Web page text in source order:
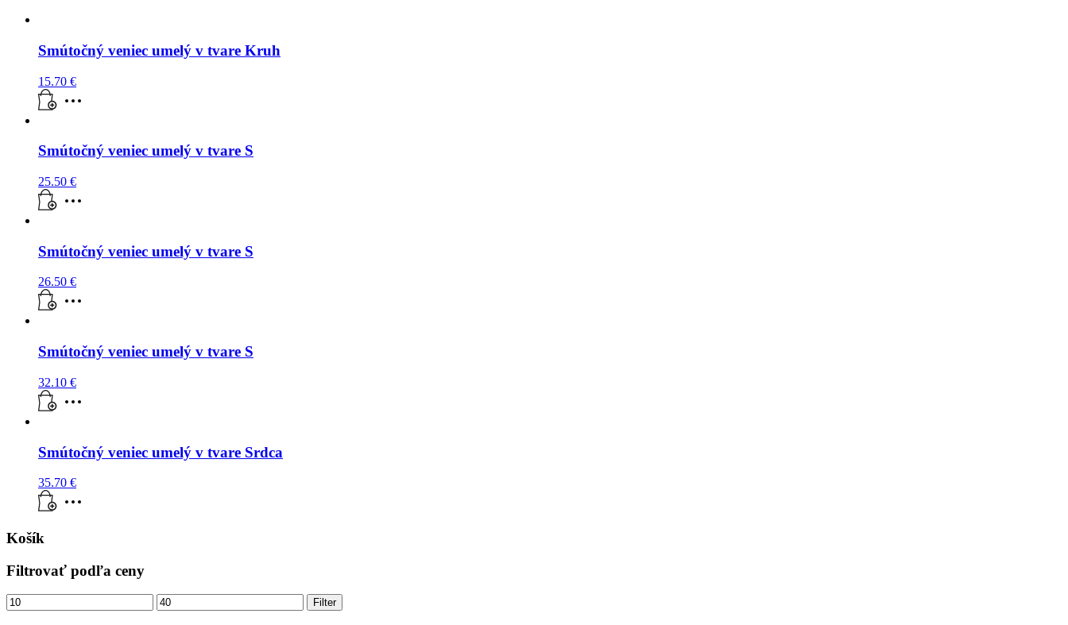
Smútočný veniec umelý v tvare Kruh
15.70 €
Smútočný veniec umelý v tvare S
25.50 €
Smútočný veniec umelý v tvare S
26.50 €
Smútočný veniec umelý v tvare S
32.10 €
Smútočný veniec umelý v tvare Srdca
35.70 €
Košík
Filtrovať podľa ceny
Minimálna
cena
Maximálna
cena
Filter